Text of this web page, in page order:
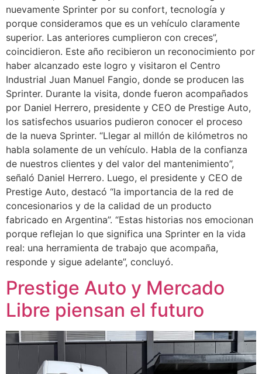
nuevamente Sprinter por su confort, tecnología y
porque consideramos que es un vehículo claramente
superior. Las anteriores cumplieron con creces”,
coincidieron. Este año recibieron un reconocimiento por
haber alcanzado este logro y visitaron el Centro
Industrial Juan Manuel Fangio, donde se producen las
Sprinter. Durante la visita, donde fueron acompañados
por Daniel Herrero, presidente y CEO de Prestige Auto,
los satisfechos usuarios pudieron conocer el proceso
de la nueva Sprinter. “Llegar al millón de kilómetros no
habla solamente de un vehículo. Habla de la confianza
de nuestros clientes y del valor del mantenimiento”,
señaló Daniel Herrero. Luego, el presidente y CEO de
Prestige Auto, destacó “la importancia de la red de
concesionarios y de la calidad de un producto
fabricado en Argentina”. “Estas historias nos emocionan
porque reflejan lo que significa una Sprinter en la vida
real: una herramienta de trabajo que acompaña,
responde y sigue adelante”, concluyó.
Prestige Auto y Mercado
Libre piensan el futuro